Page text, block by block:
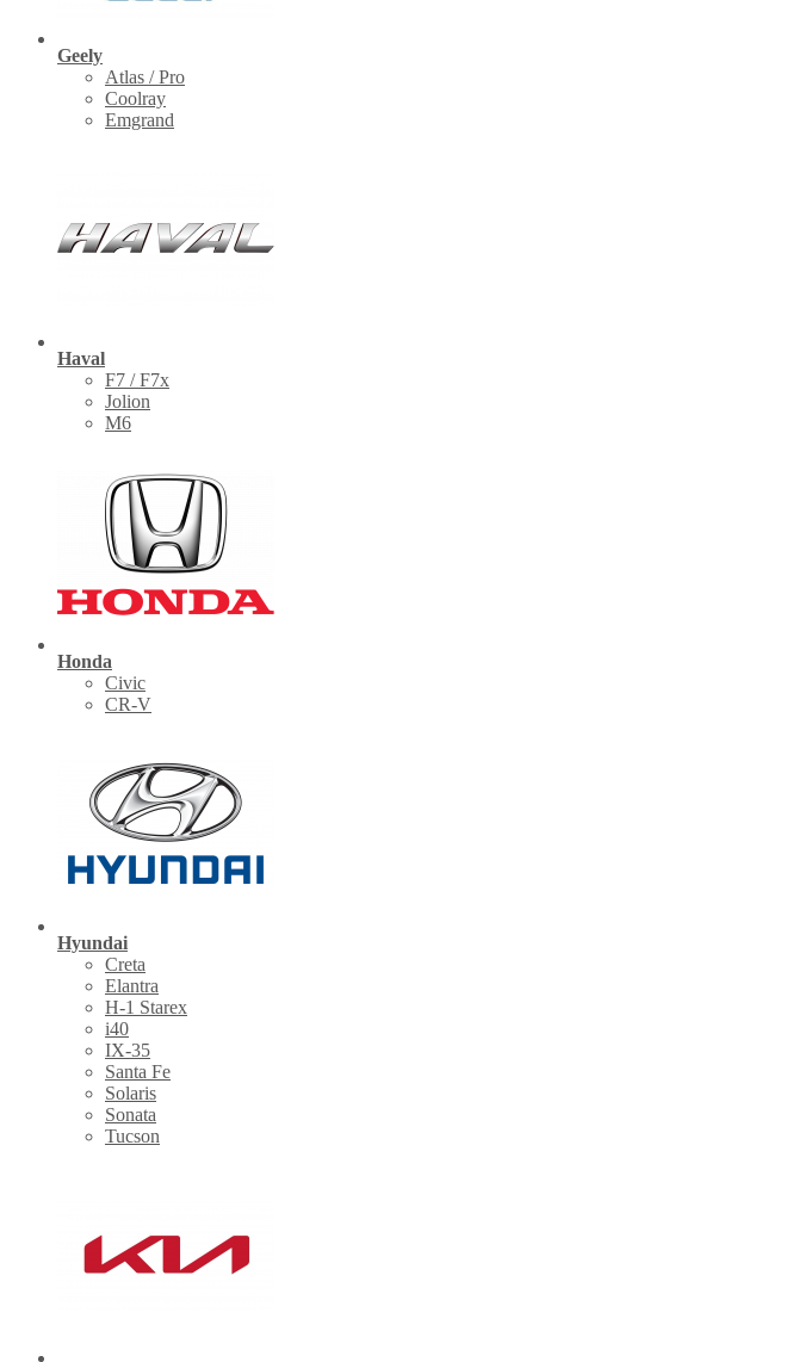
Geely
Atlas / Pro
Coolray
Emgrand
Haval
F7 / F7x
Jolion
M6
Honda
Civic
CR-V
Hyundai
Creta
Elantra
H-1 Starex
i40
IX-35
Santa Fe
Solaris
Sonata
Tucson